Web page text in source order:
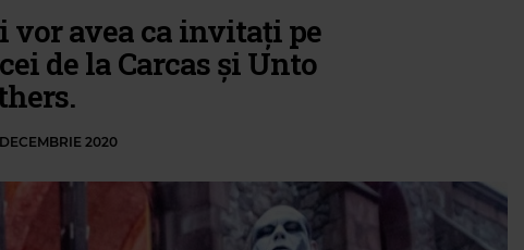
vor avea ca invitați pe
de la Carcas și Unto
2020